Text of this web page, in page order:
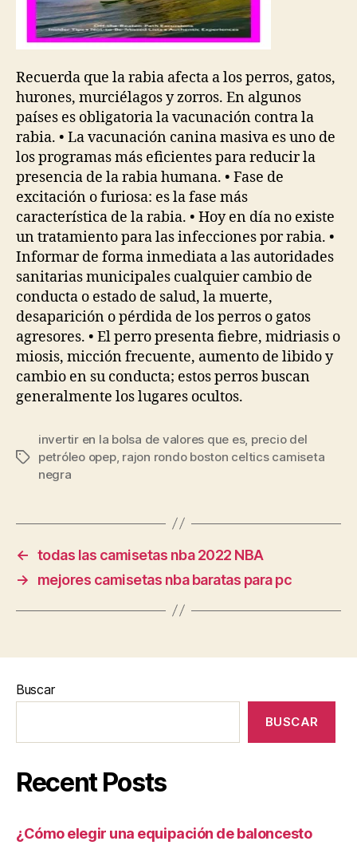
Recuerda que la rabia afecta a los perros, gatos,
hurones, murciélagos y zorros. En algunos
países es obligatoria la vacunación contra la
rabia. • La vacunación canina masiva es uno de
los programas más eficientes para reducir la
presencia de la rabia humana. • Fase de
excitación o furiosa: es la fase más
característica de la rabia. • Hoy en día no existe
un tratamiento para las infecciones por rabia. •
Informar de forma inmediata a las autoridades
sanitarias municipales cualquier cambio de
conducta o estado de salud, la muerte,
desaparición o pérdida de los perros o gatos
agresores. • El perro presenta fiebre, midriasis o
miosis, micción frecuente, aumento de libido y
cambio en su conducta; estos perros buscan
generalmente los lugares ocultos.
Etiquetas
invertir en la bolsa de valores que es, precio del
petróleo opep, rajon rondo boston celtics camiseta
negra
← todas las camisetas nba 2022 NBA
→
mejores camisetas nba baratas para pc
Buscar
BUSCAR
Recent Posts
¿Cómo elegir una equipación de baloncesto